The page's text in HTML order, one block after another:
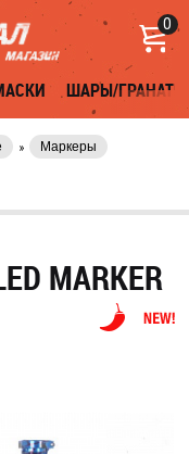
0
ШАРЫ/ГРАНАТЫ
Маркеры
MARKER